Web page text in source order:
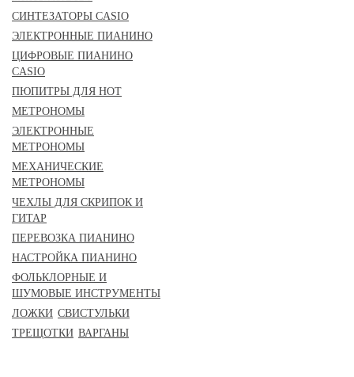
СИНТЕЗАТОРЫ CASIO
ЭЛЕКТРОННЫЕ ПИАНИНО
ЦИФРОВЫЕ ПИАНИНО
CASIO
ПЮПИТРЫ ДЛЯ НОТ
МЕТРОНОМЫ
ЭЛЕКТРОННЫЕ
МЕТРОНОМЫ
МЕХАНИЧЕСКИЕ
МЕТРОНОМЫ
ЧЕХЛЫ ДЛЯ СКРИПОК И
ГИТАР
ПЕРЕВОЗКА ПИАНИНО
НАСТРОЙКА ПИАНИНО
ФОЛЬКЛОРНЫЕ И
ШУМОВЫЕ ИНСТРУМЕНТЫ
ЛОЖКИ СВИСТУЛЬКИ
ТРЕЩОТКИ ВАРГАНЫ